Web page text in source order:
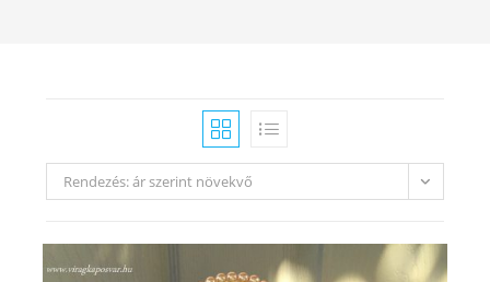
Rendezés: ár szerint növekvő